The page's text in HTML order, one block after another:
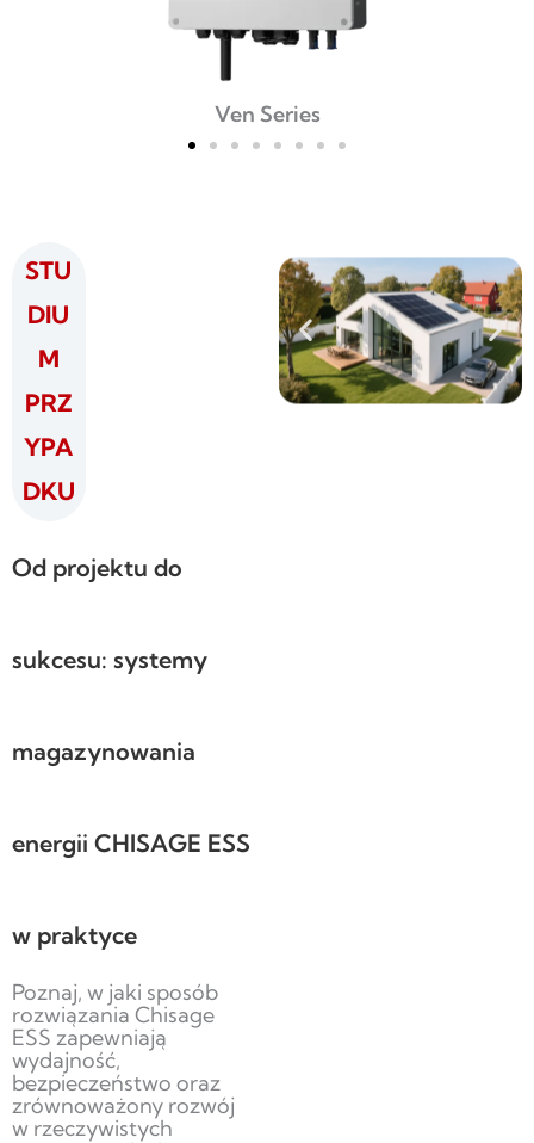
Ven Series
STU
DIU
M
PRZ
YPA
DKU
Od projektu do
sukcesu: systemy
magazynowania
energii CHISAGE ESS
w praktyce
Poznaj, w jaki sposób
rozwiązania Chisage
ESS zapewniają
wydajność,
bezpieczeństwo oraz
zrównoważony rozwój
w rzeczywistych